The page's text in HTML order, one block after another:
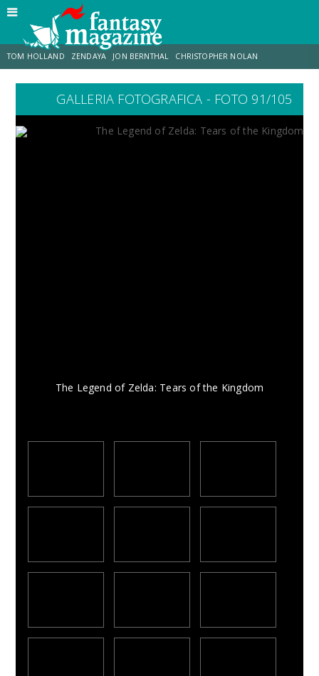
TOM HOLLAND ZENDAYA JON BERNTHAL CHRISTOPHER NOLAN
STRANIMONDI LUCCA COMICS & GAMES ODISSEA CHRIS MCKENNA
GALLERIA FOTOGRAFICA - FOTO 91/105
The Legend of Zelda: Tears of the Kingdom